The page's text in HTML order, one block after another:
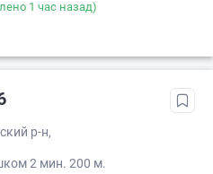
1 час назад)
р-н,
​2 мин. ​200 м.